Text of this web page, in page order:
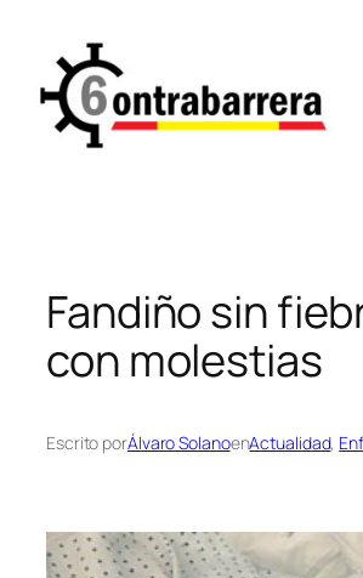
contenido
Fandiño sin
con molestias
Escrito porÁlvaro SolanoenActualidad,